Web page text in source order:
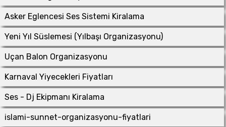
Asker Eglencesi Ses Sistemi Kiralama
Yeni Yıl Süslemesi (Yılbaşı Organizasyonu)
Uçan Balon Organizasyonu
Karnaval Yiyecekleri Fiyatları
Ses - Dj Ekipmanı Kiralama
islami-sunnet-organizasyonu-fiyatlari